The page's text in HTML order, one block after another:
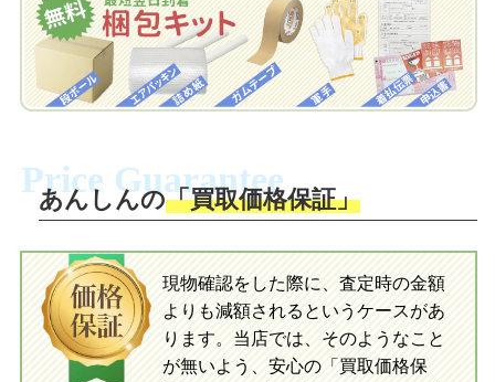
自宅でおもちゃを発送・梱包
梱包キットに同封する発送ガイドの手順
送。当店へ無料で発送いただけます。
入金完了
当店に査定したおもちゃがご到着後、ご
指定の口座に即日入金可能です。
お届けします。
自宅でおもちゃを発送・梱包
ださい。お電話にて集荷依頼を行い発
送。当店へ無料で発送いただけます。
当店に査定したおもちゃがご到着後、ご
指定の口座に即日入金可能です。
Price Guarantee
あんしんの「買取価格保証」
現物確認をした際に、査定時の金額
よりも減額されるというケースがあ
ります。当店では、そのようなこと
が無いよう、安心の「買取価格保